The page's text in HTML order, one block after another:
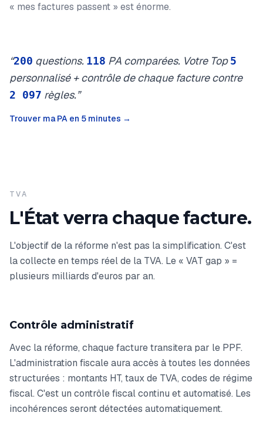
« mes factures passent » est énorme.
“200 questions. 118 PA comparées. Votre Top5
personnalisé + contrôle de chaque facture contre
2 097 règles.”
Trouver ma PA en 5 minutes →
TVA
L'État verra chaque facture.
L'objectif de la réforme n'est pas la simplification. C'est
la collecte en temps réel de la TVA. Le « VAT gap » =
plusieurs milliards d'euros par an.
Contrôle administratif
Avec la réforme, chaque facture transitera par le PPF.
L'administration fiscale aura accès à toutes les données
structurées : montants HT, taux de TVA, codes de régime
fiscal. C'est un contrôle fiscal continu et automatisé. Les
incohérences seront détectées automatiquement.